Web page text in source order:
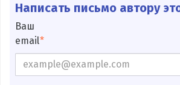
Написать письмо автору
Ваш
email